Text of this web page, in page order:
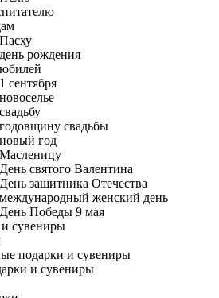
рождения
сентября
свадьбы
год
святого Валентина
защитника Отечества
женский день
Победы 9 мая
сувениры
подарки и сувениры
и сувениры